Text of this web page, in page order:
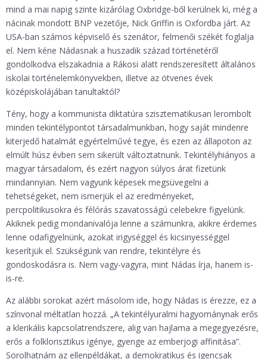
mind a mai napig szinte kizárólag Oxbridge-ből kerülnek ki, még a
nácinak mondott BNP vezetője, Nick Griffin is Oxfordba járt. Az
USA-ban számos képviselő és szenátor, felmenői székét foglalja
el. Nem kéne Nádasnak a huszadik század történetéről
gondolkodva elszakadnia a Rákosi alatt rendszeresített általános
iskolai történelemkönyvekben, illetve az ötvenes évek
középiskolájában tanultaktól?
Tény, hogy a kommunista diktatúra szisztematikusan lerombolt
minden tekintélypontot társadalmunkban, hogy saját mindenre
kiterjedő hatalmát egyértelművé tegye, és ezen az állapoton az
elmúlt húsz évben sem sikerült változtatnunk. Tekintélyhiányos a
magyar társadalom, és ezért nagyon súlyos árat fizetünk
mindannyian. Nem vagyunk képesek megsüvegelni a
tehetségeket, nem ismerjük el az eredményeket,
percpolitikusokra és félórás szavatosságú celebekre figyelünk.
Akiknek pedig mondanivalója lenne a számunkra, akikre érdemes
lenne odafigyelnünk, azokat irigységgel és kicsinyességgel
keserítjük el. Szükségünk van rendre, tekintélyre és
gondoskodásra is. Nem vagy-vagyra, mint Nádas írja, hanem is-
is-re.
Az alábbi sorokat azért másolom ide, hogy Nádas is érezze, ez a
színvonal méltatlan hozzá. „A tekintélyuralmi hagyománynak erős
a klerikális kapcsolatrendszere, alig van hajlama a megegyezésre,
erős a folklorisztikus igénye, gyenge az emberjogi affinitása”.
Sorolhatnám az ellenpéldákat, a demokratikus és igencsak